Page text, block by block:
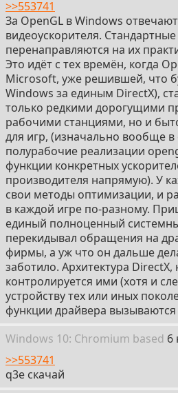
>>553741
За OpenGL в Windows
видеоускорителя.
перенаправляются на их
Это идёт с тех времён, когда
Microsoft, уже решившей, что
Windows за единым DirectX),
только редкими дорогущими
рабочими станциями, но и
для игр, (изначально вообще
полурабочие реализации
функции конкретных
производителя напрямую). У
свои методы оптимизации, и
в каждой игре по-разному.
единый полноценный
перекидывал обращения на
фирмы, а уж что он дальше
заботило. Архитектура DirectX,
контролируется ими (хотя и
устройству тех или иных
функции драйвера
Windows 10: Chromium based 44
6
>>553741
q3e скачай